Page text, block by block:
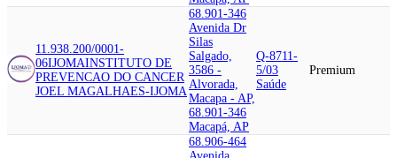
11.938.200/0001-
06IJOMAINSTITUTO DE
PREVENCAO DO CANCER
JOEL MAGALHAES-IJOMA
68.901-346
Avenida Dr
Silas
Salgado,
3586 -
Alvorada,
Macapa - AP,
68.901-346
Macapá, AP
Q-8711-
5/03
Saúde
Premium
68.906-464